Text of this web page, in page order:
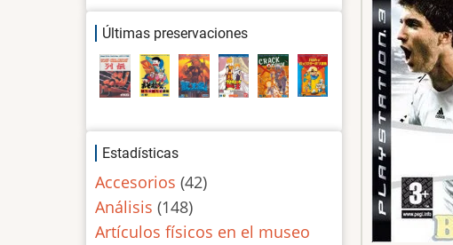
Últimas preservaciones
Estadísticas
Accesorios (42)
Análisis (148)
Artículos físicos en el museo